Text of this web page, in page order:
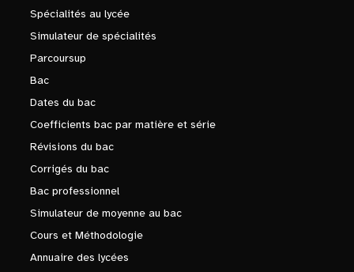
Spécialités au lycée
Simulateur de spécialités
Parcoursup
Bac
Dates du bac
Coefficients bac par matière et série
Révisions du bac
Corrigés du bac
Bac professionnel
Simulateur de moyenne au bac
Cours et Méthodologie
Annuaire des lycées